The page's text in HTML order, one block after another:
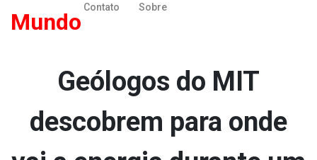
Contato Sobre
Mundo
Geólogos do MIT
descobrem para onde